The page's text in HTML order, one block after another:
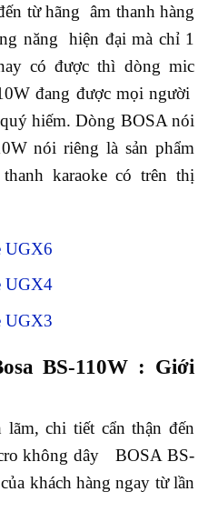
từ hãng âm thanh hàng
năng hiện đại mà chỉ 1
có được thì dòng mic
đang được mọi người
hiếm. Dòng BOSA nói
nói riêng là sản phẩm
karaoke có trên thị
UGX6
UGX4
UGX3
BS-110W : Giới
chi tiết cẩn thận đến
không dây BOSA BS-
khách hàng ngay từ lần